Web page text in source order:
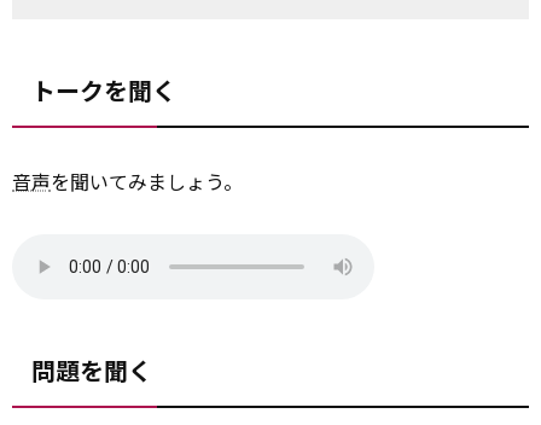
トークを聞く
音声を聞いてみましょう。
問題を聞く